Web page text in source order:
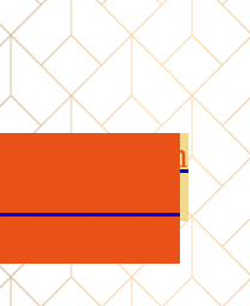
ich tun
?KLICK